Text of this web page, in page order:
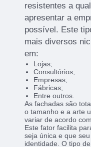
resistentes a
apresentar a
possível. Este
mais diversos
em:
Lojas;
Consultórios;
Empresas;
Fábricas;
Entre outros.
As fachadas são
o tamanho e a arte
variar de acordo
Este fator facilita
seja única e que
identidade. O tipo